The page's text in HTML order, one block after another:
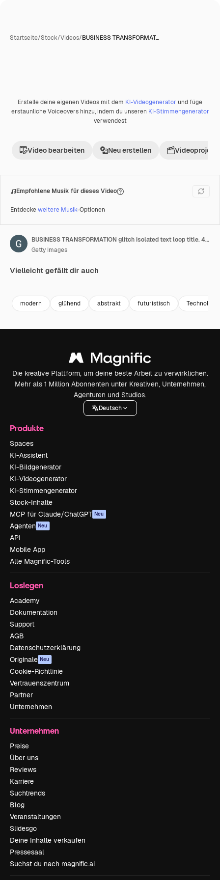
Startseite/Stock/Videos/BUSINESS TRANSFORMAT…
Premium
Erstelle deine eigenen Videos mit dem KI-Videogenerator und füge
erstaunliche Voiceovers hinzu, indem du unseren KI-Stimmengenerator
verwendest
Video bearbeiten Neu erstellen Videoprojekt
Empfohlene Musik für dieses Video
Entdeckeweitere Musik-Optionen
BUSINESS TRANSFORMATION glitch isolated text loop title. 4K 3D isolated Business Transformation silver text glitch animation isolate using QuickTime Alpha Channel ProRes 4444 for title composition.
Getty Images
Vielleicht gefällt dir auch
modern glühend abstrakt futuristisch Technologie
Die kreative Plattform, um deine beste Arbeit zu verwirklichen.
Mehr als 1 Million Abonnenten unter Kreativen, Unternehmen,
Agenturen und Studios.
Deutsch
Produkte
Spaces
KI-Assistent
KI-Bildgenerator
KI-Videogenerator
KI-Stimmengenerator
Stock-Inhalte
MCP für Claude/ChatGPT Neu
Agenten Neu
API
Mobile App
Alle Magnific-Tools
Loslegen
Academy
Dokumentation
Support
AGB
Datenschutzerklärung
Originale Neu
Cookie-Richtlinie
Vertrauenszentrum
Partner
Unternehmen
Unternehmen
Preise
Über uns
Reviews
Karriere
Suchtrends
Blog
Veranstaltungen
Slidesgo
Deine Inhalte verkaufen
Pressesaal
Suchst du nach magnific.ai